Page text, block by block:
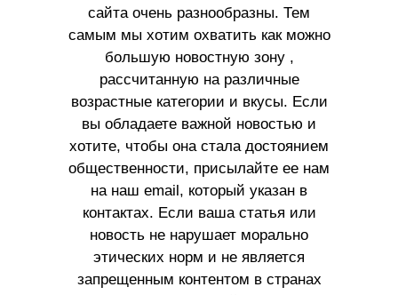
сайта очень разнообразны. Тем
самым мы хотим охватить как можно
большую новостную зону ,
рассчитанную на различные
возрастные категории и вкусы. Если
вы обладаете важной новостью и
хотите, чтобы она стала достоянием
общественности, присылайте ее нам
на наш email, который указан в
контактах. Если ваша статья или
новость не нарушает морально
этических норм и не является
запрещенным контентом в странах